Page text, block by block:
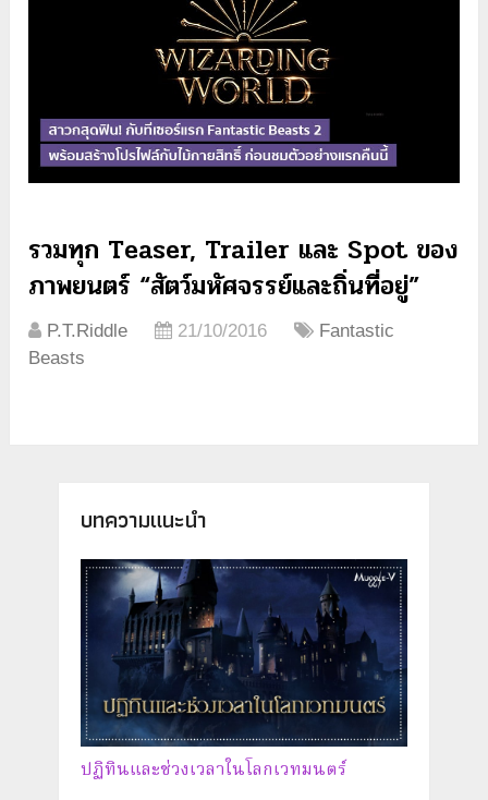
รวมทุก Teaser, Trailer และ Spot ของ
ภาพยนตร์ “สัตว์มหัศจรรย์และถิ่นที่อยู่”
P.T.Riddle 21/10/2016
Fantastic
Beasts
บทความแนะนำ
ปฏิทินและช่วงเวลาในโลกเวทมนตร์